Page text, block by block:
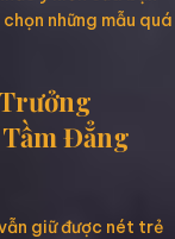
những mẫu quá
Đẳng
giữ được nét trẻ